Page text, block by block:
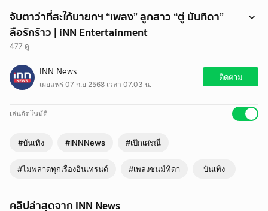
จับตาว่าที่สะใภ้นายกฯ “เพลง” ลูกสาว “ตู่ นันทิดา”
ลือรักร้าว | iNN Entertainment
477 ดู
จับตาว่าที่สะใภ้นายกฯ “เพลง ชนม์ทิดา” ลูกสาว “ตู่ นันทิดา” ลือรักร้าว หลัง
ไร้รูปคู่แฟนหนุ่ม “เป๊ก เศรณี” ลูกชายคนเล็กของ “อนุทิน”
เรียกได้ว่าเป็นการเปลี่ยนแปลงครั้งสำคัญหลังจากที่ “เสี่ยหนู อนุทิน ชาญวีร
หลายคนกำลังจับตามองถึงว่าที่สะใภ้อย่าง “เพลง ชนม์ทิดา” ลูกสาว “ตู่ นันทิ
ดา - เอ๋ ชนม์สวัสดิ์ อัศวเหม” ที่เมื่อปีที่ผ่านมาก “เป๊ก เศรณี” ลูกชายคนเล็ก
INN News
เผยแพร่ 07 ก.ย 2568 เวลา 07.03 น.
ติดตาม
เล่นอัตโนมัติ
#บันเทิง #iNNNews #เป๊กเศรณี
#ไม่พลาดทุกเรื่องอินเทรนด์ #เพลงชนม์ทิดา บันเทิง
คลิปล่าสุดจาก INN News